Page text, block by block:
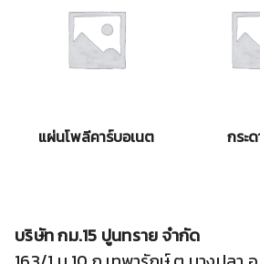
แผ่นโพลีคาร์บอเนต กระ
บริษัท กม.15 ปูนทราย จำกัด